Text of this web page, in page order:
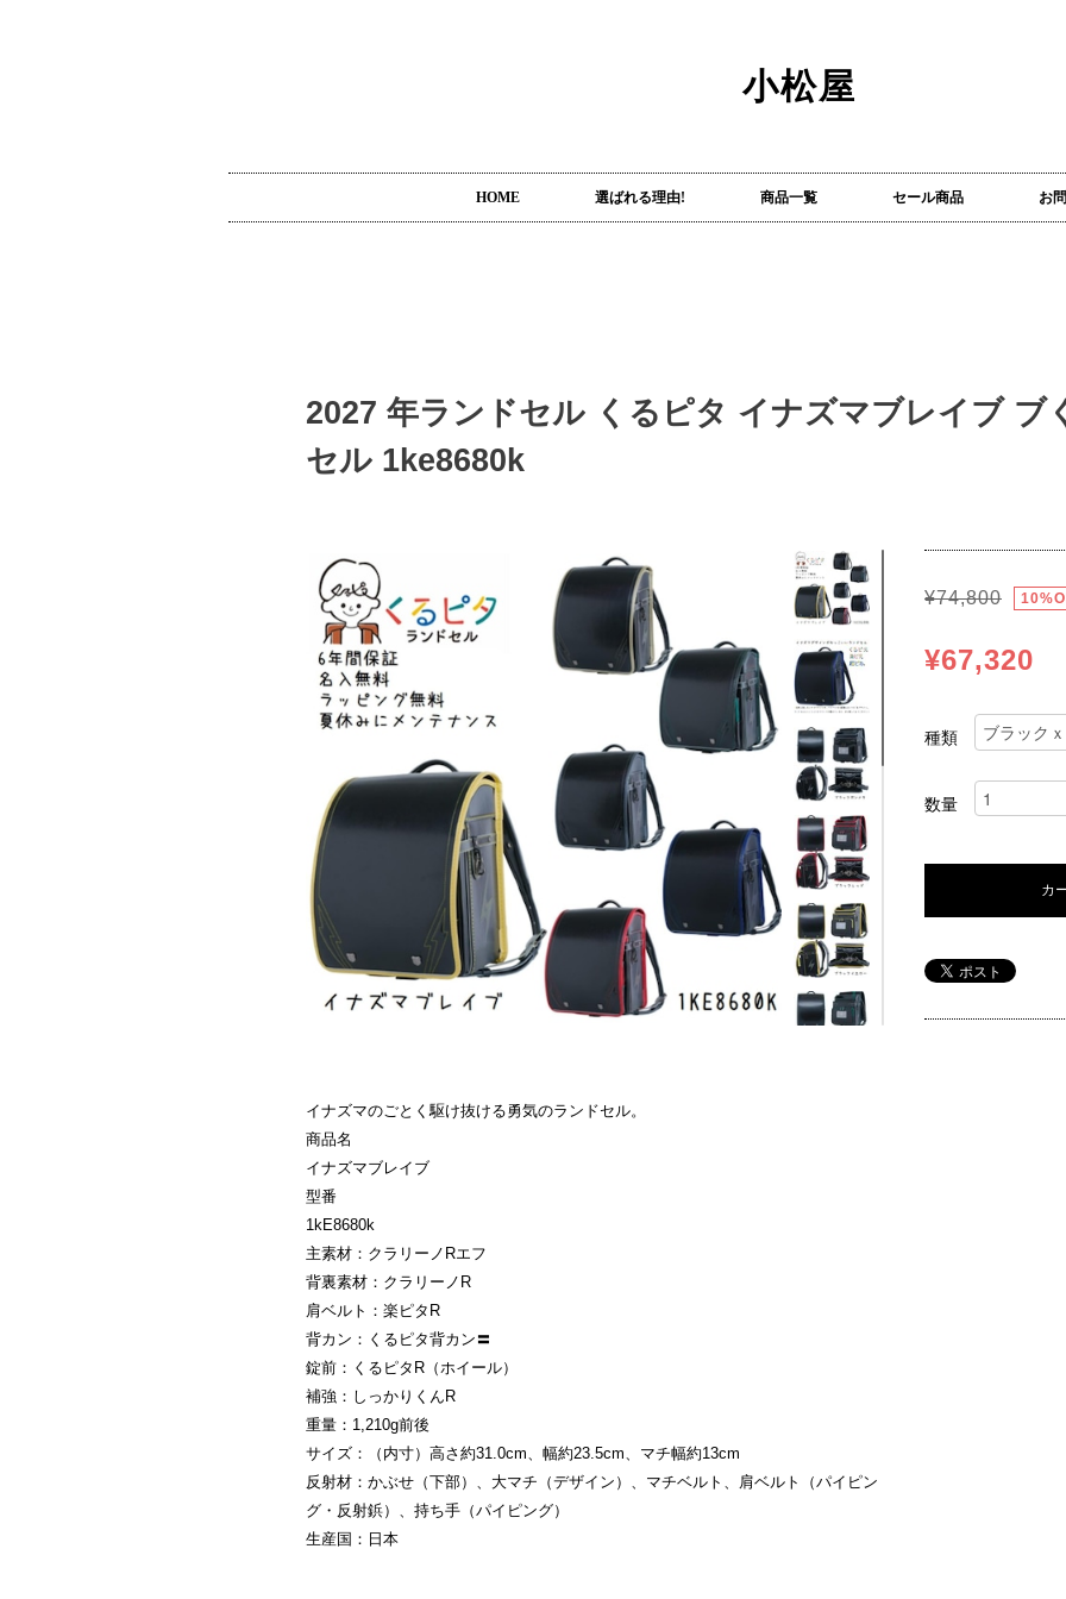
小松屋
HOME 選ばれる理由! 商品一覧 セール商品 お
2027 年ランドセル くるピタ イナズマブレイブ ブ
セル 1ke8680k
イナズマのごとく駆け抜ける勇気のランドセル。
商品名
イナズマブレイブ
型番
1kE8680k
主素材：クラリーノRエフ
背裏素材：クラリーノR
肩ベルト：楽ピタR
背カン：くるピタ背カン〓
錠前：くるピタR（ホイール）
補強：しっかりくんR
重量：1,210g前後
サイズ：（内寸）高さ約31.0cm、幅約23.5cm、マチ幅約13cm
反射材：かぶせ（下部）、大マチ（デザイン）、マチベルト、肩ベルト（パイピン
グ・反射鋲）、持ち手（パイピング）
生産国：日本
¥74,800
¥67,320
種類
数量
カ